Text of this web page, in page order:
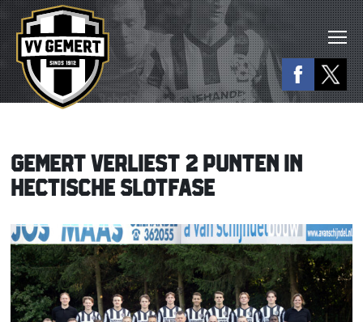
GEMERT VERLIEST 2 PUNTEN IN
HECTISCHE SLOTFASE